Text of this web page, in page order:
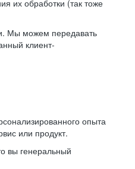
их обработки (так тоже
Мы можем передавать
клиент-
опыта
или продукт.
вы генеральный